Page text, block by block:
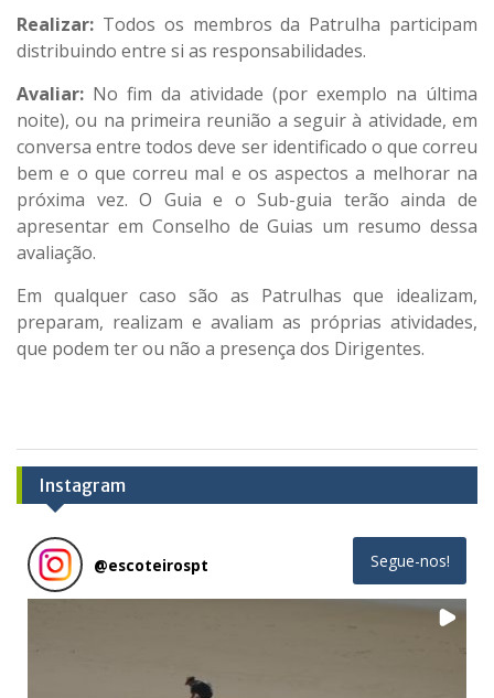
Realizar: Todos os membros da Patrulha participam
distribuindo entre si as responsabilidades.
Avaliar: No fim da atividade (por exemplo na última
noite), ou na primeira reunião a seguir à atividade, em
conversa entre todos deve ser identificado o que correu
bem e o que correu mal e os aspectos a melhorar na
próxima vez. O Guia e o Sub-guia terão ainda de
apresentar em Conselho de Guias um resumo dessa
avaliação.
Em qualquer caso são as Patrulhas que idealizam,
preparam, realizam e avaliam as próprias atividades,
que podem ter ou não a presença dos Dirigentes.
Instagram
@escoteirospt Segue-nos!